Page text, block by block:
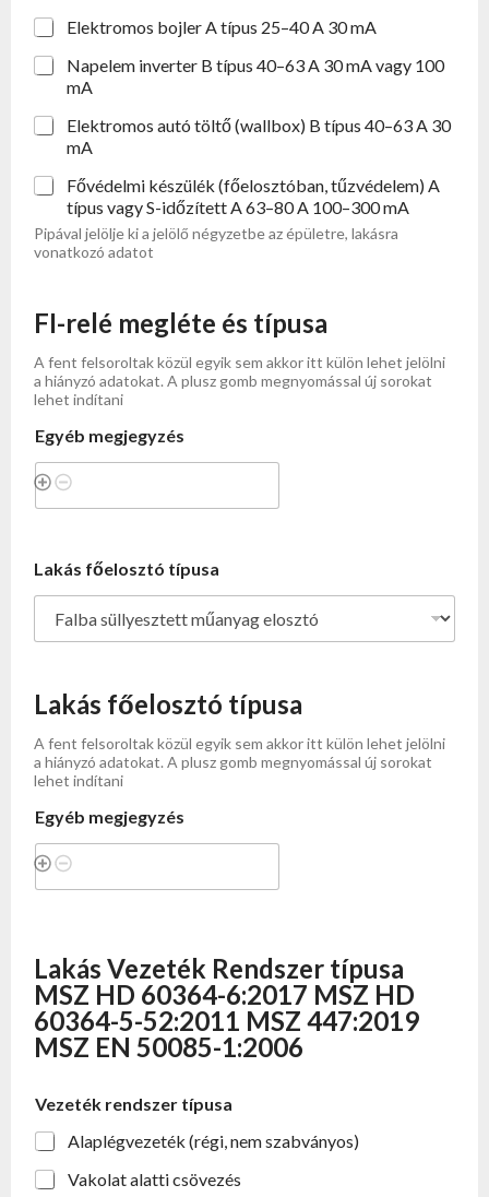
Elektromos bojler A típus 25–40 A 30 mA
Napelem inverter B típus 40–63 A 30 mA vagy 100
mA
Elektromos autó töltő (wallbox) B típus 40–63 A 30
mA
Fővédelmi készülék (főelosztóban, tűzvédelem) A
típus vagy S-időzített A 63–80 A 100–300 mA
Pipával jelölje ki a jelölő négyzetbe az épületre, lakásra
vonatkozó adatot
FI-relé megléte és típusa
A fent felsoroltak közül egyik sem akkor itt külön lehet jelölni
a hiányzó adatokat. A plusz gomb megnyomással új sorokat
lehet indítani
Egyéb megjegyzés
Lakás főelosztó típusa
Lakás főelosztó típusa
A fent felsoroltak közül egyik sem akkor itt külön lehet jelölni
a hiányzó adatokat. A plusz gomb megnyomással új sorokat
lehet indítani
Egyéb megjegyzés
Lakás Vezeték Rendszer típusa
MSZ HD 60364-6:2017 MSZ HD
60364-5-52:2011 MSZ 447:2019
MSZ EN 50085-1:2006
Vezeték rendszer típusa
Alaplégvezeték (régi, nem szabványos)
Vakolat alatti csövezés